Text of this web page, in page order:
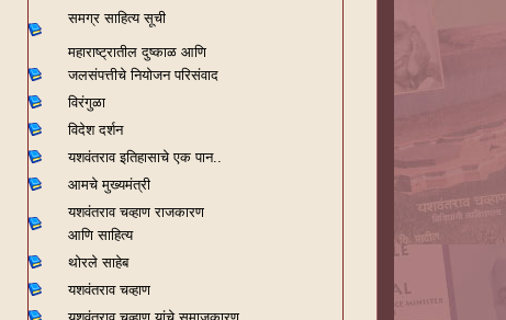
समग्र साहित्य सूची
महाराष्ट्रातील दुष्काळ आणि
जलसंपत्तीचे नियोजन परिसंवाद
विरंगुळा
विदेश दर्शन
यशवंतराव इतिहासाचे एक पान..
आमचे मुख्यमंत्री
यशवंतराव चव्हाण राजकारण
आणि साहित्य
थोरले साहेब
यशवंतराव चव्हाण